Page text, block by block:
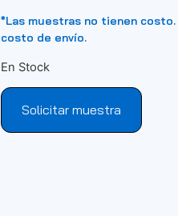
*Las muestras no tienen
costo de envío.
En Stock
Solicitar muestra